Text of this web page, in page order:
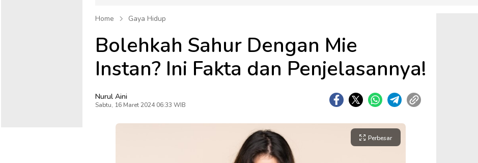
Home Gaya Hidup
Bolehkah Sahur Dengan Mie
Instan? Ini Fakta dan Penjelasannya!
Nurul Aini
Sabtu, 16 Maret 2024 06:33 WIB
Perbesar